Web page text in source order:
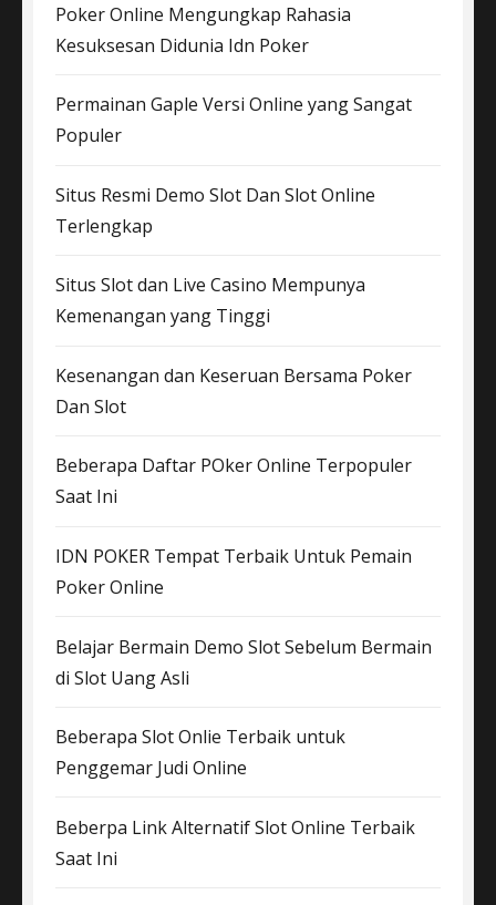
Poker Online Mengungkap Rahasia
Kesuksesan Didunia Idn Poker
Permainan Gaple Versi Online yang Sangat
Populer
Situs Resmi Demo Slot Dan Slot Online
Terlengkap
Situs Slot dan Live Casino Mempunya
Kemenangan yang Tinggi
Kesenangan dan Keseruan Bersama Poker
Dan Slot
Beberapa Daftar POker Online Terpopuler
Saat Ini
IDN POKER Tempat Terbaik Untuk Pemain
Poker Online
Belajar Bermain Demo Slot Sebelum Bermain
di Slot Uang Asli
Beberapa Slot Onlie Terbaik untuk
Penggemar Judi Online
Beberpa Link Alternatif Slot Online Terbaik
Saat Ini